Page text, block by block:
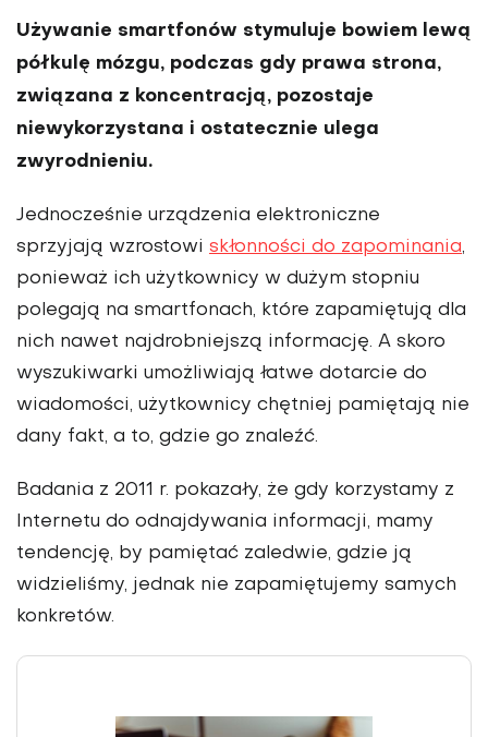
Używanie smartfonów stymuluje bowiem lewą
półkulę mózgu, podczas gdy prawa strona,
związana z kon­centracją, pozostaje
niewykorzystana i ostatecznie ulega
zwyrodnieniu.
Jednocześnie urządzenia elektro­niczne
sprzyjają wzrostowi skłonności do zapominania,
ponieważ ich użyt­kownicy w dużym stopniu
polegają na smartfonach, które zapamiętują dla
nich nawet najdrobniejszą informację. A skoro
wyszukiwarki umożliwiają łatwe dotarcie do
wiadomości, użyt­kownicy chętniej pamiętają nie
dany fakt, a to, gdzie go znaleźć.
Badania z 2011 r. pokazały, że gdy korzystamy z
Internetu do odnajdywania infor­macji, mamy
tendencję, by pamiętać zaledwie, gdzie ją
widzieliśmy, jednak nie zapamiętujemy samych
konkretów.